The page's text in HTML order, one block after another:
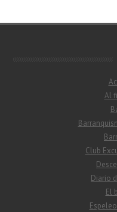
Al
Club
Diario
El